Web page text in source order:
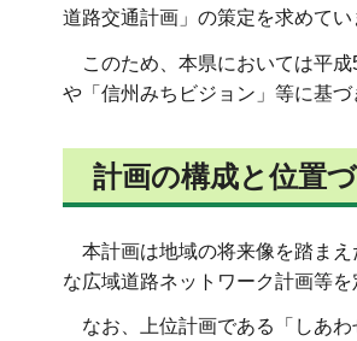
道路交通計画」の策定を求めてい
このため、本県においては平成
や「信州みちビジョン」等に基
計画の構成と位置
本計画は地域の将来像を踏まえ
な広域道路ネットワーク計画等
なお、上位計画である「しあわ